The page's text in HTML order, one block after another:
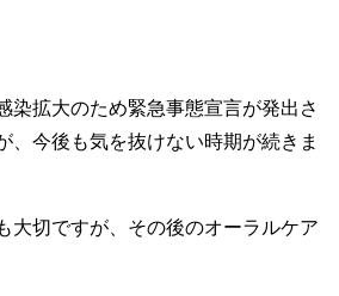
染拡大のため緊急事態宣言が発出さ
、今後も気を抜けない時期が続きま
大切ですが、その後のオーラルケア